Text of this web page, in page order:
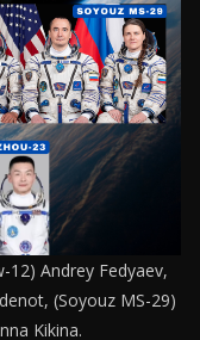
12) Andrey Fedyaev,
(Soyouz MS-29)
Kikina.